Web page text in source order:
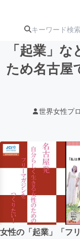
テクノ
映像・
ビジネ
「起業」
ため名古屋
世界女性プ
女性の「起業」「フ